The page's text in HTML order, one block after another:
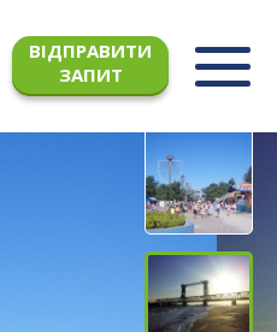
ВІДПРАВИТИ
ЗАПИТ